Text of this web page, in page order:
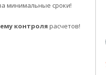
минимальные сроки!
контроля расчетов!